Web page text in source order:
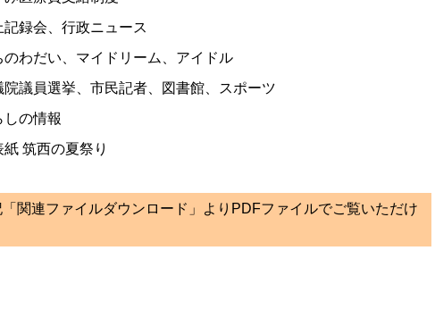
記録会、行政ニュース
のわだい、マイドリーム、アイドル
院議員選挙、市民記者、図書館、スポーツ
しの情報
紙 筑西の夏祭り
関連ファイルダウンロード」よりPDFファイルでご覧いただけ